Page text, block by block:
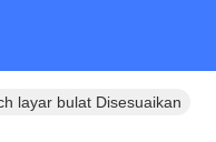
layar bulat Disesuaikan